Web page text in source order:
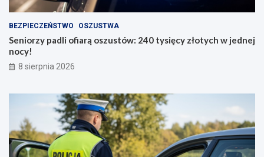
BEZPIECZEŃSTWO OSZUSTWA
Seniorzy padli ofiarą oszustów: 240 tysięcy złotych w jednej
nocy!
8 sierpnia 2026